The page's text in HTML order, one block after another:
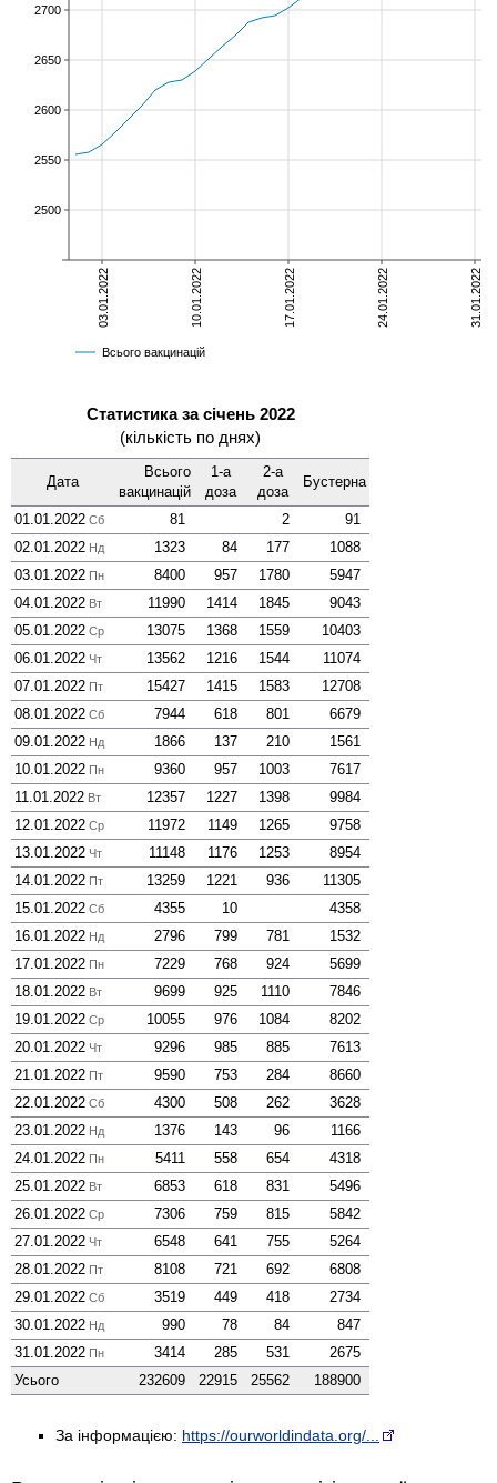
03.01.2022 10.01.2022 17.01.2022 24.01.2022 31.01.2022
2500
2550
2600
2650
2700
Всього вакцинацій
Статистика за січень 2022
(кількість по днях)
Дата
Всього
вакцинацій
1-а
доза
2-а
доза
Бустерна
01.01.2022 Сб 81 2
91
02.01.2022 Нд 1323 84 177
1088
03.01.2022 Пн 8400 957 1780
5947
04.01.2022 Вт 11990 1414 1845
9043
05.01.2022 Ср 13075 1368 1559
10403
06.01.2022 Чт 13562 1216 1544
11074
07.01.2022 Пт 15427 1415 1583
12708
08.01.2022 Сб 7944 618 801
6679
09.01.2022 Нд 1866 137 210
1561
10.01.2022 Пн 9360 957 1003
7617
11.01.2022 Вт 12357 1227 1398
9984
12.01.2022 Ср 11972 1149 1265
9758
13.01.2022 Чт 11148 1176 1253
8954
14.01.2022 Пт 13259 1221 936
11305
15.01.2022 Сб 4355 10
4358
16.01.2022 Нд 2796 799 781
1532
17.01.2022 Пн 7229 768 924
5699
18.01.2022 Вт 9699 925 1110
7846
19.01.2022 Ср 10055 976 1084
8202
20.01.2022 Чт 9296 985 885
7613
21.01.2022 Пт 9590 753 284
8660
22.01.2022 Сб 4300 508 262
3628
23.01.2022 Нд 1376 143 96
1166
24.01.2022 Пн 5411 558 654
4318
25.01.2022 Вт 6853 618 831
5496
26.01.2022 Ср 7306 759 815
5842
27.01.2022 Чт 6548 641 755
5264
28.01.2022 Пт 8108 721 692
6808
29.01.2022 Сб 3519 449 418
2734
30.01.2022 Нд 990 78 84
847
31.01.2022 Пн 3414 285 531
2675
Усього
232609 22915 25562 188900
За інформацією: https://ourworldindata.org/...